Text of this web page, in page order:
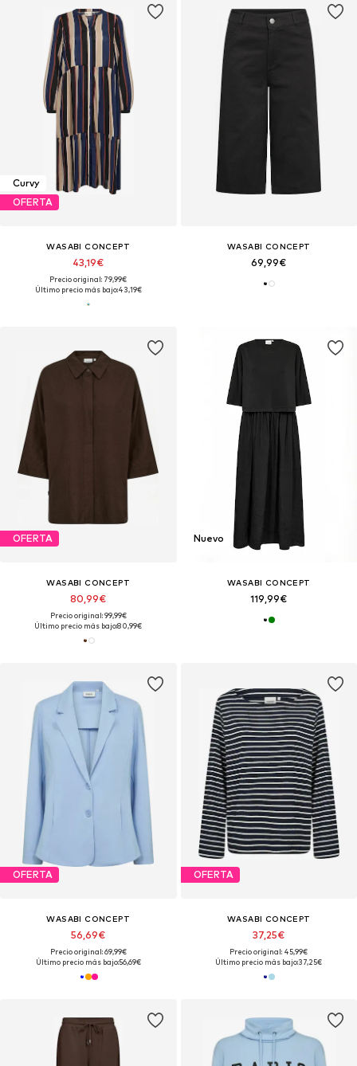
Curvy
OFERTA
WASABI CONCEPT
43,19€
Precio original: 79,99€
Último precio más bajo:43,19€
WASABI CONCEPT
69,99€
OFERTA
WASABI CONCEPT
80,99€
Precio original: 99,99€
Último precio más bajo:80,99€
Nuevo
WASABI CONCEPT
119,99€
OFERTA
WASABI CONCEPT
56,69€
Precio original: 69,99€
Último precio más bajo:56,69€
OFERTA
WASABI CONCEPT
37,25€
Precio original: 45,99€
Último precio más bajo:37,25€